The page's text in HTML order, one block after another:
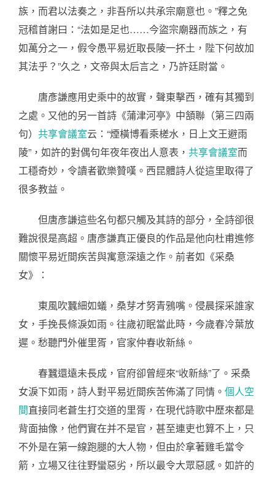
族，而君以法奏之，非吾所以共承宗廟意也。”釋之免
冠稽首謝曰：“法如是足也……今盜宗廟器而族之，有
如萬分之一，假令愚平易近取長陵一抔土，陛下何故加
其法乎？”久之，文帝與太后言之，乃許廷尉當。
唐彥謙應用史乘中的故實，聲東擊西，確有其獨到
之處。又他的另一首詩《蒲津河亭》中頷聯（第三四兩
句） 共享會議室云：“煙橫博看乘槎水，日上文王避雨
陵”，如許的對偶句年夜年夜出人意表， 共享會議室而
工穩奇妙，令讀者歡樂贊嘆。西昆體詩人從這里取得了
很多教益。
但唐彥謙這些名句都只觸及其詩的部分，全詩卻很
難說很是高超。唐彥謙真正優良的作品是他向杜甫進修
關懷平易近間疾苦與寓意深遠之作。前者如《采桑
女》：
東風吹蠶細如蟻，桑芽才努青鴉嘴。侵晨探采誰家
女，手挽長條淚如雨。往歲初眠當此時，今歲春冷葉放
遲。愁聽門外催里胥，官家仲春收新絲。
春蠶還遠未長成，官府卻曾經來“收新絲”了。采桑
女淚下如雨，詩人對平易近間疾苦佈滿了同情。 個人空
間直接同老蒼生打交道的里胥，在現代詩歌中歷來都是
背面抽像，他們實在并不是官，甚至連吏也算不上，只
不外是在第一線跑腿的大人物，但由於拿著雞毛當令
箭，立場又往往野蠻惡劣，所以最令大眾惡感。如許的